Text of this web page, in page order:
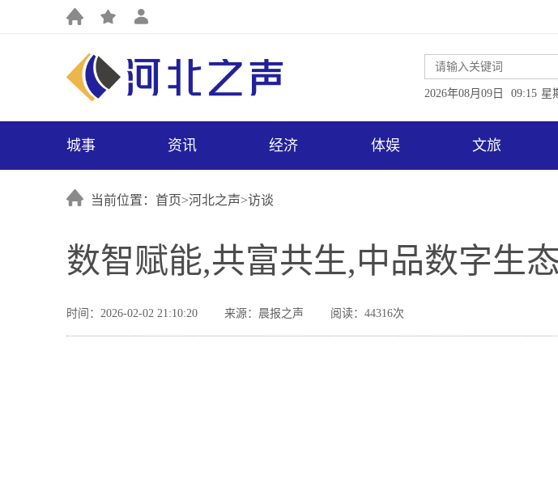
2026年08月09日 09:15 星
城事 资讯 经济 体娱 文旅
当前位置：首页>河北之声>访谈
数智赋能,共富共生,中品数字生
时间：2026-02-02 21:10:20 来源：晨报之声 阅读：44316次